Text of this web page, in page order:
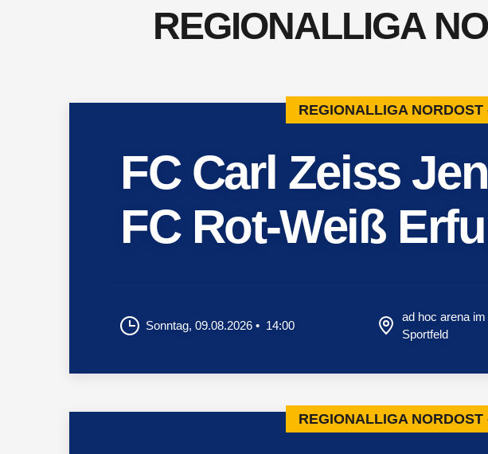
REGIONALLIGA
REGIONALLIGA
FC Carl Zeiss
FC Rot-Weiß
Sonntag, 09.08.2026 14:00
ad hoc arena
Sportfeld
REGIONALLIGA